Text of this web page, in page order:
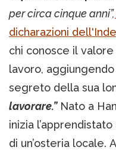
per circa cinque anni”,
dicharazioni
chi conosce il
lavoro,
segreto della sua
lavorare.”Nato a
inizia
di un’osteria locale.